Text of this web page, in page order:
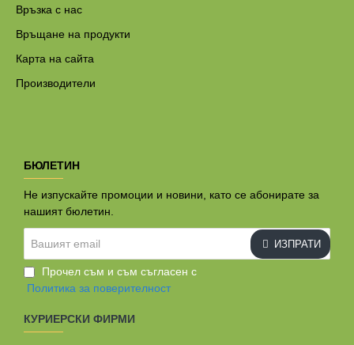
Връзка с нас
Връщане на продукти
Карта на сайта
Производители
БЮЛЕТИН
Не изпускайте промоции и новини, като се абонирате за
нашият бюлетин.
email
ИЗПРАТИ
Прочел съм и съм съгласен с
Политика за поверителност
КУРИЕРСКИ ФИРМИ